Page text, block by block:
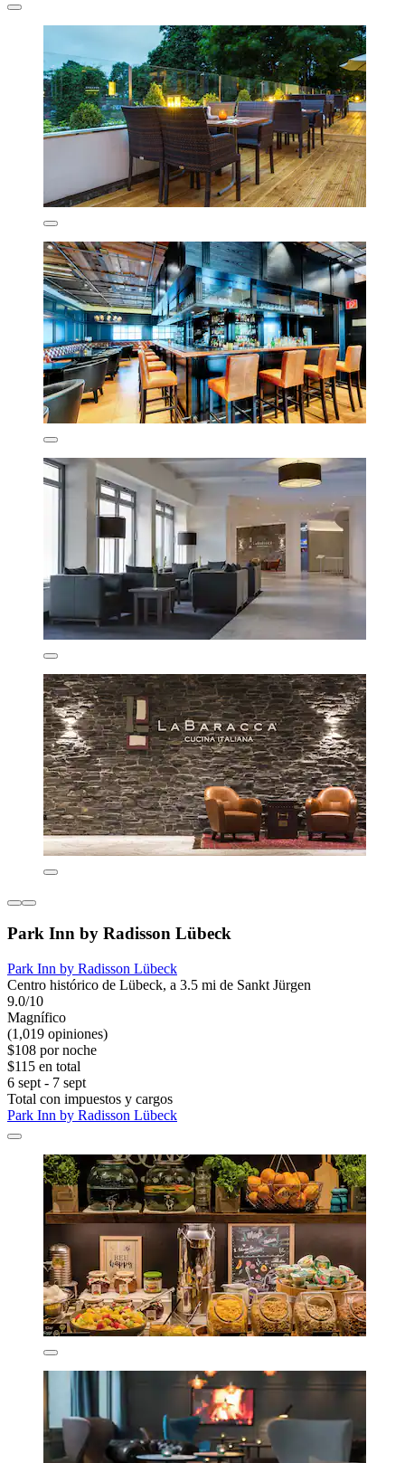
Park Inn by Radisson Lübeck
Park Inn by Radisson Lübeck
Centro histórico de Lübeck, a 3.5 mi de Sankt Jürgen
9.0/10
Magnífico
(1,019 opiniones)
$108 por noche
$115 en total
6 sept - 7 sept
Total con impuestos y cargos
Park Inn by Radisson Lübeck